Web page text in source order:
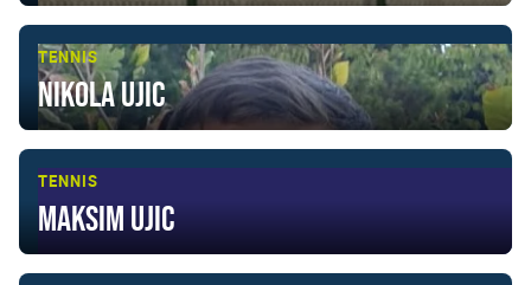
TENNIS
Nikola Ujic
TENNIS
Maksim Ujic